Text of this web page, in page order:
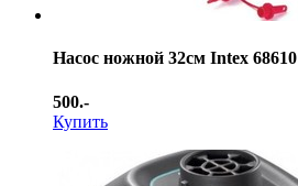
Насос ножной 32см Intex 68610
500.-
Купить